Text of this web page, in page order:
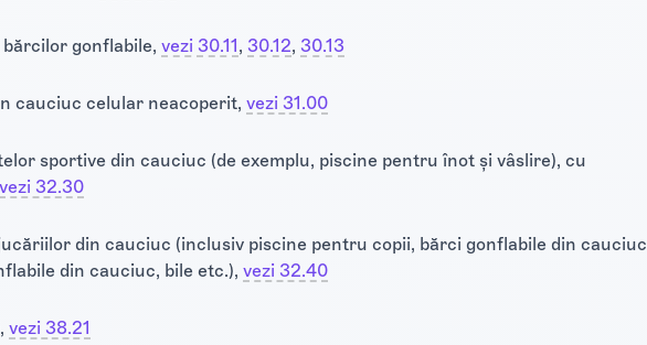
gonflabile, vezi 30.11​‍​‍‌‍​, 30.12​‍​‍‌‍​, 30.13
cauciuc celular neacoperit, vezi 31.00
sportive din cauciuc (de exemplu, piscine pentru înot și vâslire), cu
vezi 32.30
din cauciuc (inclusiv piscine pentru copii, bărci gonflabile din cauciuc
din cauciuc, bile etc.), vezi 32.40
vezi 38.21